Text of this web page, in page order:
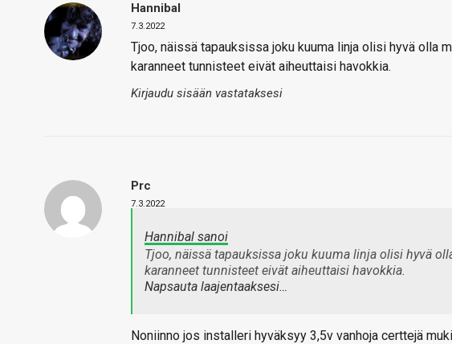
Hannibal
7.3.2022
Tjoo, näissä tapauksissa joku kuuma linja olisi hyvä olla
karanneet tunnisteet eivät aiheuttaisi havokkia.
Kirjaudu sisään vastataksesi
Prc
7.3.2022
Hannibal sanoi
Tjoo, näissä tapauksissa joku kuuma linja olisi hyvä
karanneet tunnisteet eivät aiheuttaisi havokkia.
Napsauta laajentaaksesi…
Noniinno jos installeri hyväksyy 3,5v vanhoja certtejä